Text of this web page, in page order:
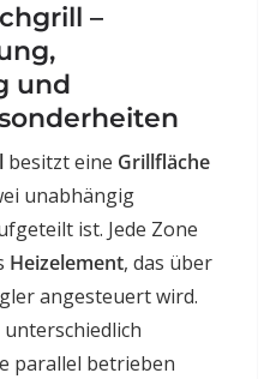
–
und
besitzt eine Grillfläche
unabhängig
ist. Jede Zone
Heizelement, das über
angesteuert wird.
parallel betrieben